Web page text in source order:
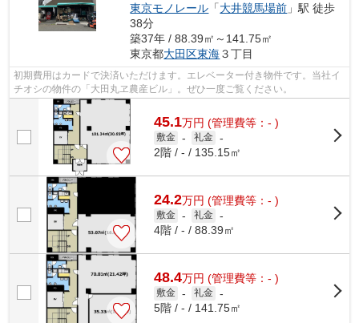
東京モノレール 「大井競馬場前 」駅 徒歩
38分
築37年 / 88.39㎡～141.75㎡
東京都大田区東海３丁目
初期費用はカードで決済いただけます。エレベーター付き物件です。当社イ
チオシの物件の「大田丸ヱ農産ビル」。ぜひ一度ご覧ください。
45.1万円 (管理費等：- )
敷金 - 礼金 -
2階 / - / 135.15㎡
24.2万円 (管理費等：- )
敷金 - 礼金 -
4階 / - / 88.39㎡
48.4万円 (管理費等：- )
敷金 - 礼金 -
5階 / - / 141.75㎡